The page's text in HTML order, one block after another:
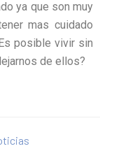
ya que son muy
mas cuidado
posible vivir sin
de ellos?